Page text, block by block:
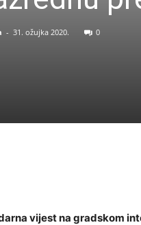
- 31. ožujka 2020. 0
vijest na gradskom